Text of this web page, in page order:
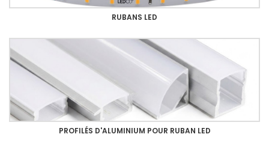
RUBANS LED
PROFILÉS D'ALUMINIUM POUR RUBAN LED